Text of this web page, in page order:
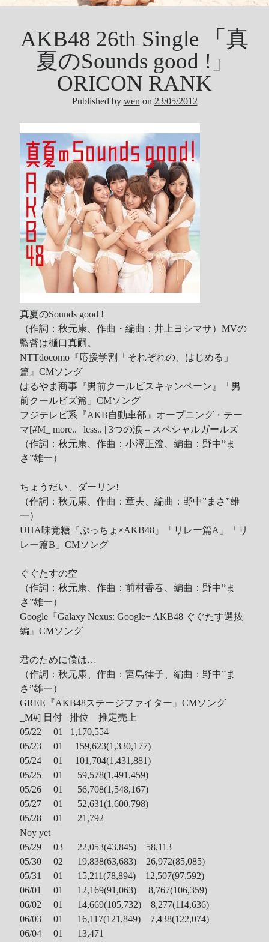
ZARD
Recent Posts
DOCKER 內程式防火牆
SARD UNDERGROUND – 愛は暗闇の中で
辣個傳說的女人出現了!!!
『離れていても』 / AKB48 message song
SONY PS5表示: 我們是賣路由器的。
Live Your Dream – 今、はじめよう | 17LIVE (イチナナ)
乃木坂46 『世界中の隣人よ』
AKB48 Team TP｜2020 愚人節特別企劃(官方youtube)
Recent Comments
WenonHINET 神路由
akw28888 onHINET 神路由
伊onBEING 系藝人占卜
Shinodaon第53回 輝く！日本レコード大賞 AKB48 受賞
ShiwunonORICON オリコン芸能ニュース APK 無廣告版
tabahiko
on ORICON オリコン芸能ニュース APK 無廣告
版
Hina
on
Textcube的Nginx Rewrite
GC Fans
on ZARD Request Best ～beautiful memory～
ORICON RANK
Archives
Archives
AKB48 26th Single 「真
夏のSounds good !」
ORICON RANK
Published by wen on 23/05/2012
真夏のSounds good !
（作詞：秋元康、作曲・編曲：井上ヨシマサ）MVの
監督は樋口真嗣。
NTTdocomo『応援学割「それぞれの、はじめる」
篇』CMソング
はるやま商事『男前クールビスキャンペーン』「男
前クールビズ篇」CMソング
フジテレビ系『AKB自動車部』オープニング・テー
マ[#M_ more.. | less.. | 3つの涙 – スペシャルガールズ
（作詞：秋元康、作曲：小澤正澄、編曲：野中”ま
さ”雄一）
ちょうだい、ダーリン!
（作詞：秋元康、作曲：章夫、編曲：野中”まさ”雄
一）
UHA味覚糖『ぷっちょ×AKB48』「リレー篇A」「リ
レー篇B」CMソング
ぐぐたすの空
（作詞：秋元康、作曲：前村香春、編曲：野中”ま
さ”雄一）
Google『Galaxy Nexus: Google+ AKB48 ぐぐたす選抜
編』CMソング
君のために僕は…
（作詞：秋元康、作曲：宮島律子、編曲：野中”ま
さ”雄一）
GREE『AKB48ステージファイター』CMソング
_M#] 日付 排位 推定売上
05/22 01 1,170,554
05/23 01 159,623(1,330,177)
05/24 01 101,704(1,431,881)
05/25 01 59,578(1,491,459)
05/26 01 56,708(1,548,167)
05/27 01 52,631(1,600,798)
05/28 01 21,792
Noy yet
05/29 03 22,053(43,845) 58,113
05/30 02 19,838(63,683) 26,972(85,085)
05/31 01 15,211(78,894) 12,507(97,592)
06/01 01 12,169(91,063) 8,767(106,359)
06/02 01 14,669(105,732) 8,277(114,636)
06/03 01 16,117(121,849) 7,438(122,074)
06/04 01 13,471